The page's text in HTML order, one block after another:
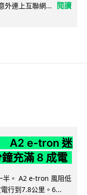
外連上互聯網...
閱讀
A2 e-tron 迷
充滿 8 成電
半。 A2 e-tron 風阻低
行到7.8公里。6...